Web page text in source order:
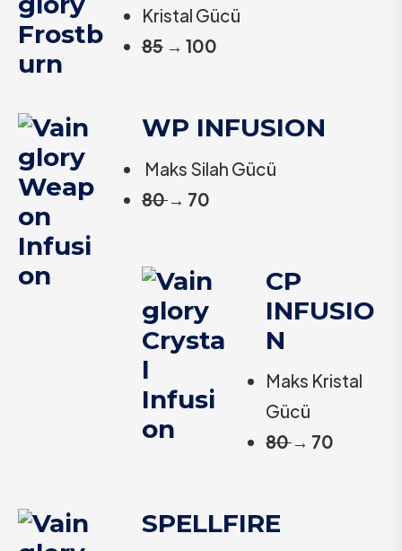
Kristal Gücü
85 → 100
WP INFUSION
Maks Silah Gücü
80 → 70
CP
INFUSIO
N
Maks Kristal
Gücü
80 → 70
SPELLFIRE